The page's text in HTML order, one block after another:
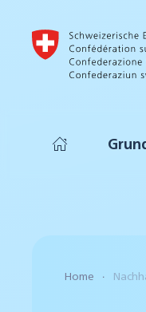
Skip to main
Home